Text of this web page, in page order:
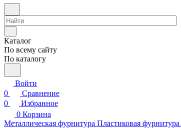
Каталог
По всему сайту
По каталогу
Войти
0
Сравнение
0
Избранное
0 Корзина
Металлическая фурнитура Пластиковая фурнитура